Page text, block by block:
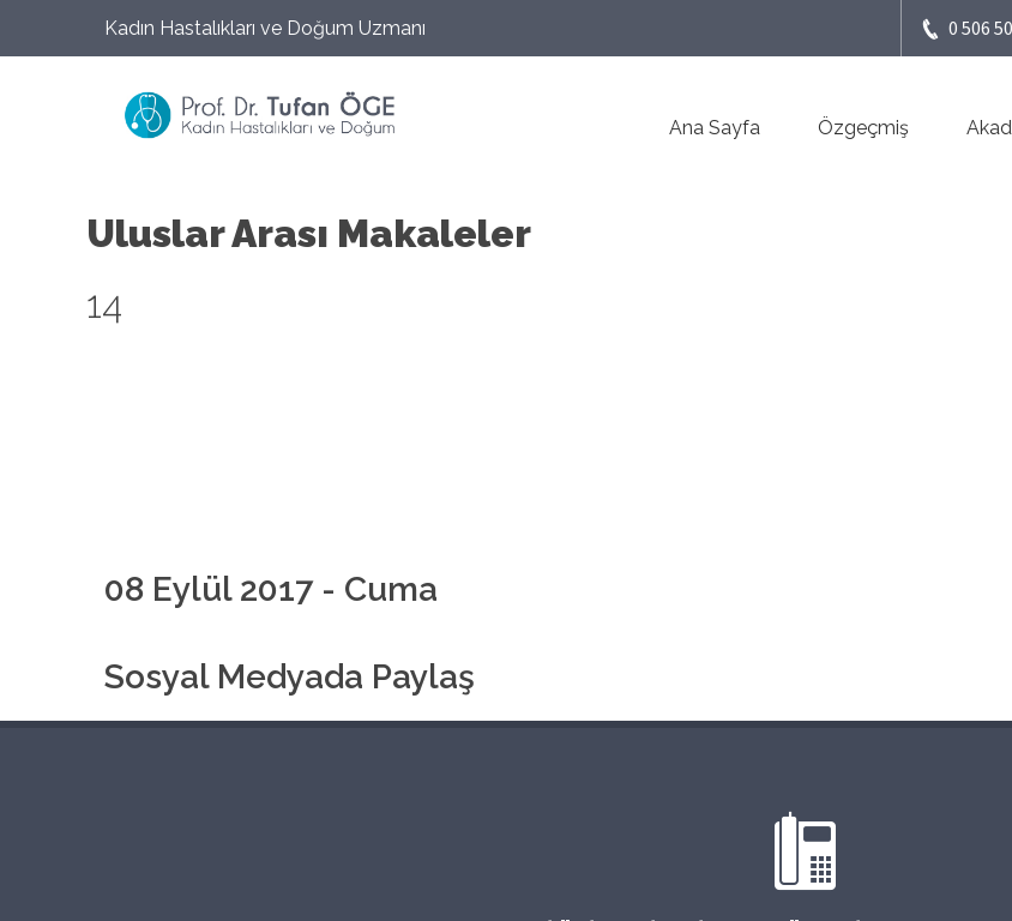
Kadın Hastalıkları ve Doğum Uzmanı 0 506
Ana Sayfa Özgeçmiş
Uluslar Arası Makaleler
14
08 Eylül 2017 - Cuma
Sosyal Medyada Paylaş